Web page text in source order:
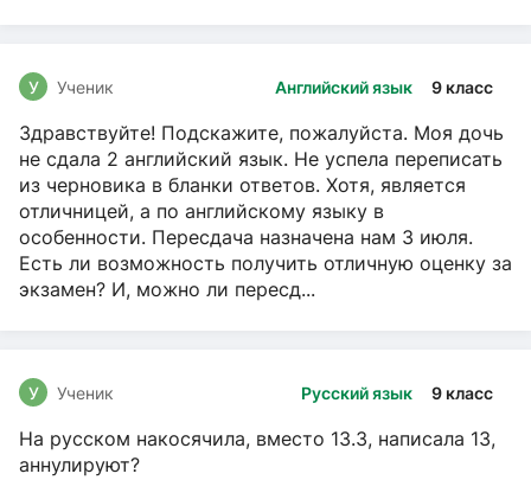
Английский язык 9 класс
У Ученик
Здравствуйте! Подскажите, пожалуйста. Моя дочь
не сдала 2 английский язык. Не успела переписать
из черновика в бланки ответов. Хотя, является
отличницей, а по английскому языку в
особенности. Пересдача назначена нам 3 июля.
Есть ли возможность получить отличную оценку за
экзамен? И, можно ли пересд...
Русский язык 9 класс
У Ученик
На русском накосячила, вместо 13.3, написала 13,
аннулируют?